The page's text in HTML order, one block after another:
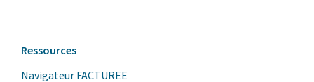
Ressources
Navigateur FACTUREE